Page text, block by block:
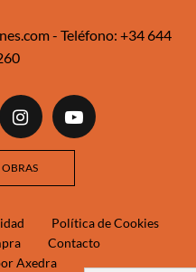
- Teléfono: +34 644
Política de Cookies
Contacto
Axedra